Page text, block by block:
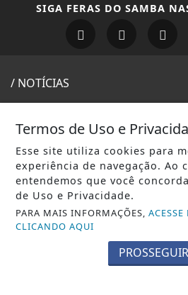
SIGA FERAS DO SAMBA
/ NOTÍCIAS
RODAS DE SAMBA
GIRO DO SAMBA
CARNAVAL SP
/ INFORMAÇÕES
Termos de Uso e
Esse site utiliza cookies para
experiência de navegação. Ao
entendemos que você
de Uso e Privacidade.
PARA MAIS INFORMAÇÕES,
CLICANDO AQUI
PROSSEGUIR